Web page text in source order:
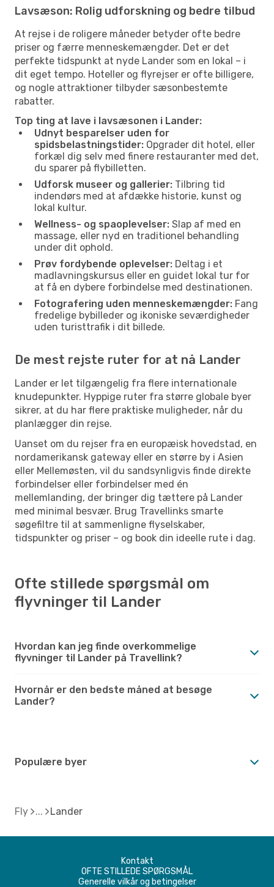
Lavsæson: Rolig udforskning og bedre tilbud
At rejse i de roligere måneder betyder ofte bedre
priser og færre menneskemængder. Det er det
perfekte tidspunkt at nyde Lander som en lokal – i
dit eget tempo. Hoteller og flyrejser er ofte billigere,
og nogle attraktioner tilbyder sæsonbestemte
rabatter.
Top ting at lave i lavsæsonen i Lander:
Udnyt besparelser uden for
spidsbelastningstider: Opgrader dit hotel, eller
forkæl dig selv med finere restauranter med det,
du sparer på flybilletten.
Udforsk museer og gallerier: Tilbring tid
indendørs med at afdække historie, kunst og
lokal kultur.
Wellness- og spaoplevelser: Slap af med en
massage, eller nyd en traditionel behandling
under dit ophold.
Prøv fordybende oplevelser: Deltag i et
madlavningskursus eller en guidet lokal tur for
at få en dybere forbindelse med destinationen.
Fotografering uden menneskemængder: Fang
fredelige bybilleder og ikoniske seværdigheder
uden turisttrafik i dit billede.
De mest rejste ruter for at nå Lander
Lander er let tilgængelig fra flere internationale
knudepunkter. Hyppige ruter fra større globale byer
sikrer, at du har flere praktiske muligheder, når du
planlægger din rejse.
Uanset om du rejser fra en europæisk hovedstad, en
nordamerikansk gateway eller en større by i Asien
eller Mellemøsten, vil du sandsynligvis finde direkte
forbindelser eller forbindelser med én
mellemlanding, der bringer dig tættere på Lander
med minimal besvær. Brug Travellinks smarte
søgefiltre til at sammenligne flyselskaber,
tidspunkter og priser – og book din ideelle rute i dag.
Ofte stillede spørgsmål om
flyvninger til Lander
Hvordan kan jeg finde overkommelige
flyvninger til Lander på Travellink?
Hvornår er den bedste måned at besøge
Lander?
Populære byer
Fly Lander
Kontakt
OFTE STILLEDE SPØRGSMÅL
Generelle vilkår og betingelser